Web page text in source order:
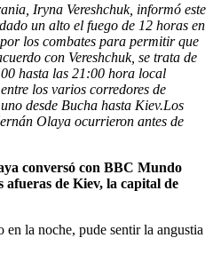
Iryna Vereshchuk, informó este
un alto el fuego de 12 horas en
los combates para permitir que
con Vereshchuk, se trata de
hasta las 21:00 hora local
los varios corredores de
desde Bucha hasta Kiev.Los
Olaya ocurrieron antes de
conversó con BBC Mundo
afueras de Kiev, la capital de
la noche, pude sentir la angustia